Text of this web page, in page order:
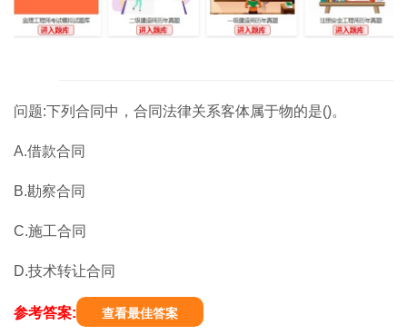
问题:下列合同中，合同法律关系客体属于物的是()。
A.借款合同
B.勘察合同
C.施工合同
D.技术转让合同
参考答案: 查看最佳答案